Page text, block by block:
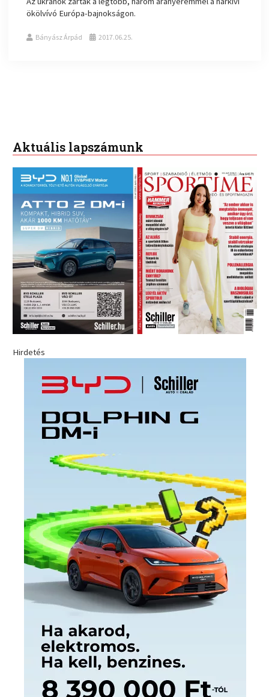
ökölvívó Európa-bajnokságon.
Bányász Árpád 2017.06.25.
Aktuális lapszámunk
Hirdetés